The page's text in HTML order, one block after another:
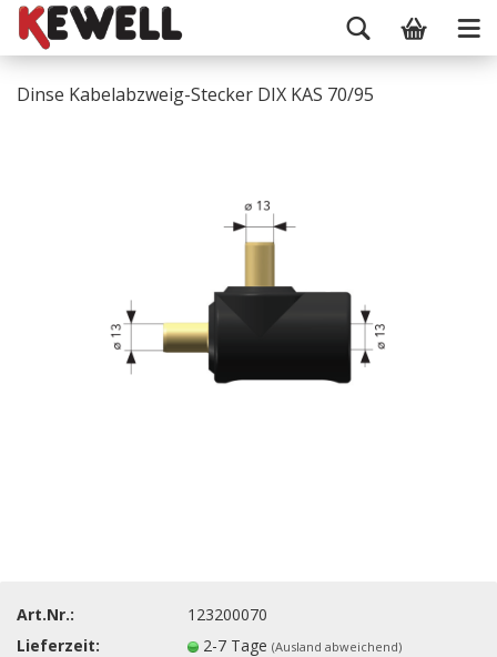
Dinse Kabelabzweig-Stecker DIX KAS 70/95
Art.Nr.:
123200070
Lieferzeit:
2-7 Tage(Ausland abweichend)